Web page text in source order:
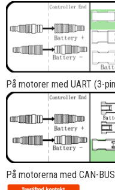
På motorer med UART (3-
På motorerna med CAN-